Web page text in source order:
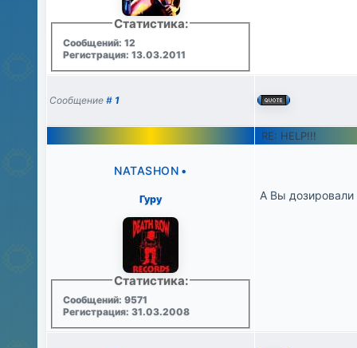
Статистика:
Сообщений: 12
Регистрация: 13.03.2011
Сообщение# 1
RE: HELP!!!
NATASHON •
Гуру
Статистика:
Сообщений: 9571
Регистрация: 31.03.2008
А Вы дозировали